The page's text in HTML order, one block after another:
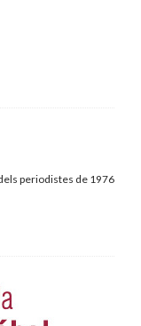
periodistes de 1976